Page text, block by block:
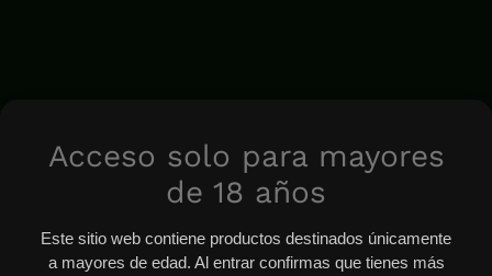
Acceso solo para mayores
de 18 años
Este sitio web contiene productos destinados únicamente
a mayores de edad. Al entrar confirmas que tienes más